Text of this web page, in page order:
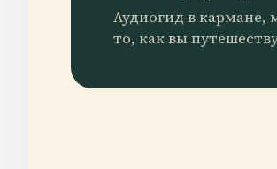
Аудиогид в кармане,
то, как вы